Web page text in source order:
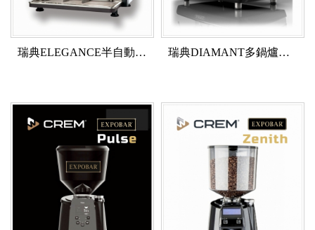
瑞典ELEGANCE半自動咖啡機 瑞典DIAMANT多鍋爐半自動